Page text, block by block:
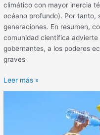
climático con mayor inercia
océano profundo). Por tanto,
generaciones. En resumen,
comunidad científica
gobernantes, a los poderes
graves
Leer más »